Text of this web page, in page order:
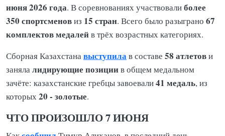
июня 2026 года. В соревнованиях участвовалиболее
350 спортсменовиз 15 стран. Всего было разыграно 67
комплектов медалейв трёх возрастных категориях.
Сборная Казахстанавыступилав составе 58 атлетови
занялалидирующие позициив общем медальном
зачёте: казахстанские гребцы завоевали41 медаль, из
которых20 - золотые.
ЧТО ПРОИЗОШЛО 7 ИЮНЯ